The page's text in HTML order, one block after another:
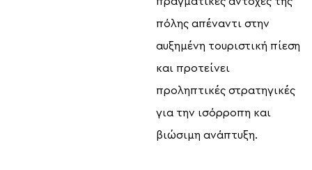
πόλης απέναντι στην
αυξημένη τουριστική πίεση
και προτείνει
προληπτικές στρατηγικές
για την ισόρροπη και
βιώσιμη ανάπτυξη.